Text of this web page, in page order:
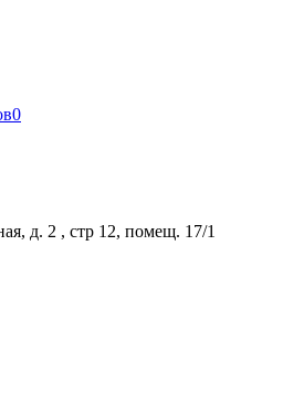
0
д. 2 , стр 12, помещ. 17/1